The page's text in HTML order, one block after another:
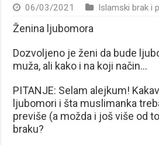
06/03/2021 Islamski brak i
Ženina ljubomora
Dozvoljeno je ženi da bude
muža, ali kako i na koji način…
PITANJE: Selam alejkum!
ljubomori i šta muslimanka
previše (a možda i još više od
braku?